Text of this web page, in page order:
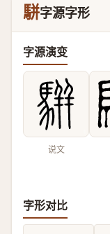
駢字源字形
字源演变
说文
字形对比